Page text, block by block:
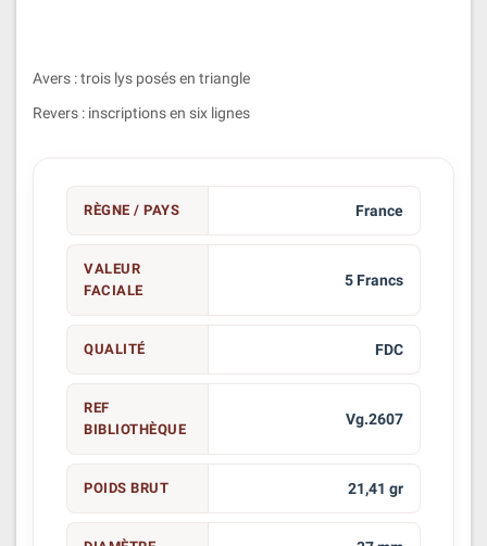
Avers : trois lys posés en triangle
Revers : inscriptions en six lignes
RÈGNE / PAYS France
VALEUR
FACIALE
5 Francs
QUALITÉ FDC
REF
BIBLIOTHÈQUE
Vg.2607
POIDS BRUT 21,41 gr